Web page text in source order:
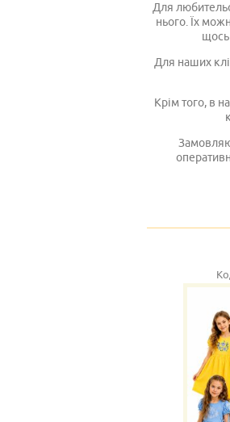
Для
нього. Їх
щось
Для наших
Крім того, в